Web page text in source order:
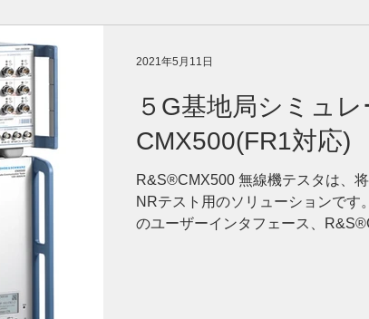
５G基地局シミュ
CMX500(FR1対応)
R&S®CMX500 無線機テスタは、
NRテスト用のソリューションです
のユーザーインタフェース、
2021年5月11日